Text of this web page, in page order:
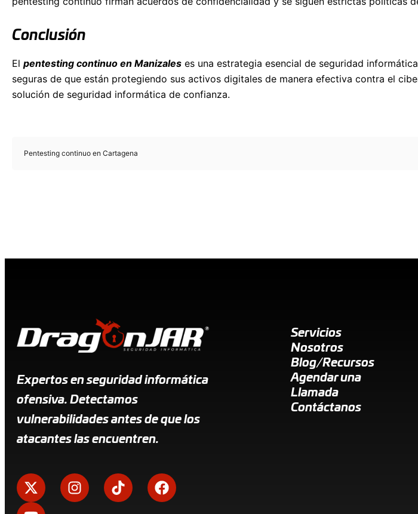
Conclusión
El pentesting continuo en Manizales es una estrategia esencial de seguridad
seguras de que están protegiendo sus activos digitales de manera efectiva contra el
solución de seguridad informática de confianza.
Pentesting continuo en Cartagena
Expertos en seguridad informática
ofensiva. Detectamos
vulnerabilidades antes de que los
atacantes las encuentren.
Servicios
Nosotros
Blog/Recursos
Agendar una
Llamada
Contáctanos